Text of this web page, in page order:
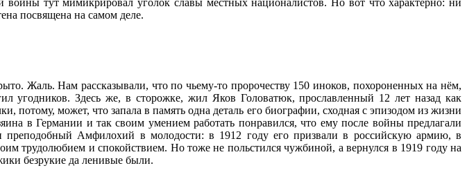
тут мимикрировал уголок славы местных националистов. Но вот что характерно: ни
посвящена на самом деле.
Жаль. Нам рассказывали, что по чьему-то пророчеству 150 иноков, похороненных на нём,
угодников. Здесь же, в сторожке, жил Яков Головатюк, прославленный 12 лет назад как
может, что запала в память одна деталь его биографии, сходная с эпизодом из жизни
в Германии и так своим умением работать понравился, что ему после войны предлагали
преподобный Амфилохий в молодости: в 1912 году его призвали в российскую армию, в
трудолюбием и спокойствием. Но тоже не польстился чужбиной, а вернулся в 1919 году на
безрукие да ленивые были.